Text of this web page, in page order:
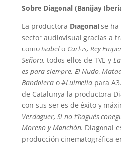
Sobre Diagonal (Banijay
La productora Diagonal se ha
sector audiovisual gracias a
como Isabel oCarlos, Rey
Señora, todos ellos de TVE yLa
es para siempre, El Nudo,
Bandolerao #Luimeliapara
de Catalunya la productora
con sus series de éxito y
Verdaguer, Si no t’hagués
Moreno y Manchón. Diagonal
producción cinematográfica